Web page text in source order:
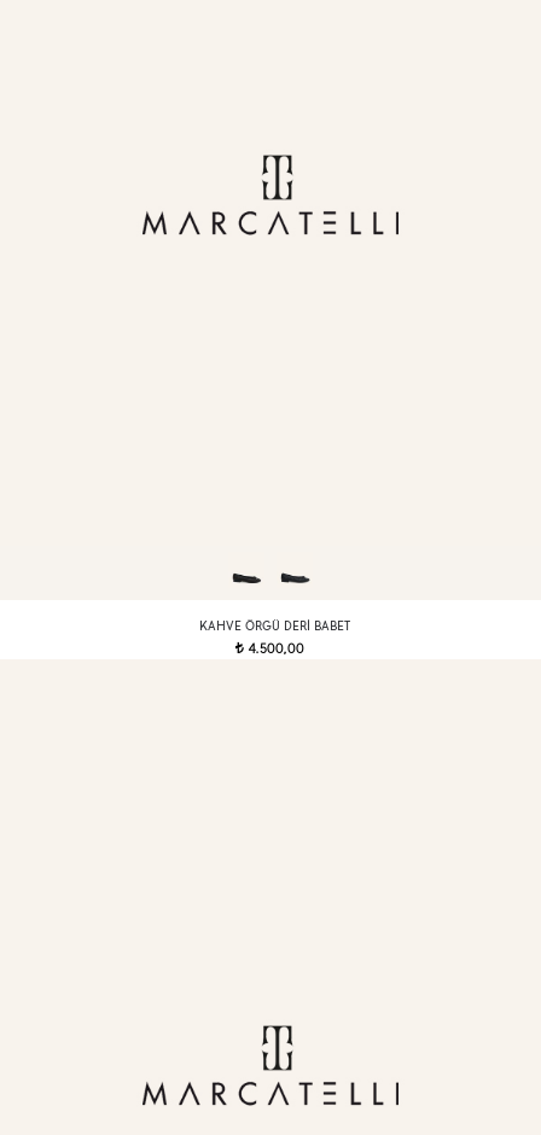
KAHVE ÖRGÜ DERI BABET
t4.500,00